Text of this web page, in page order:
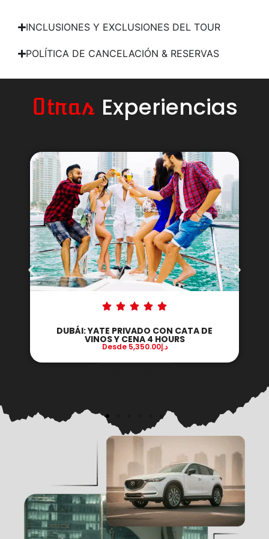
INCLUSIONES Y EXCLUSIONES DEL TOUR
POLÍTICA DE CANCELACIÓN & RESERVAS
Otras Experiencias
PRIVADO CON CATA DE DUBÁI: YATE